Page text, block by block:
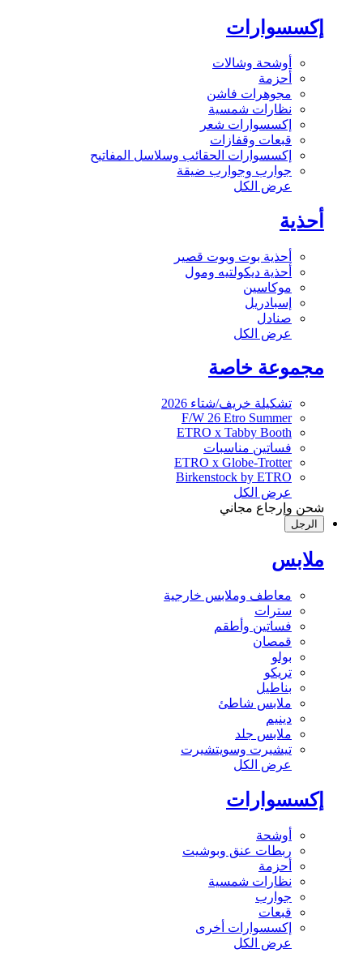
إكسسوارات
أوشحة وشالات
أحزمة
مجوهرات فاشن
نظارات شمسية
إكسسوارات شعر
قبعات وقفازات
إكسسوارات الحقائب وسلاسل المفاتيح
جوارب وجوارب ضيقة
عرض الكل
أحذية
أحذية بوت وبوت قصير
أحذية ديكولتيه ومول
موكاسين
إسبادريل
صنادل
عرض الكل
مجموعة خاصة
تشكيلة خريف/شتاء 2026
F/W 26 Etro Summer
ETRO x Tabby Booth
فساتين مناسبات
ETRO x Globe-Trotter
Birkenstock by ETRO
عرض الكل
شحن وإرجاع مجاني
الرجل
ملابس
معاطف وملابس خارجية
سترات
فساتين وأطقم
قمصان
بولو
تريكو
بناطيل
ملابس شاطئ
دينيم
ملابس جلد
تيشيرت وسويتشيرت
عرض الكل
إكسسوارات
أوشحة
ربطات عنق وبوشيت
أحزمة
نظارات شمسية
جوارب
قبعات
إكسسوارات أخرى
عرض الكل